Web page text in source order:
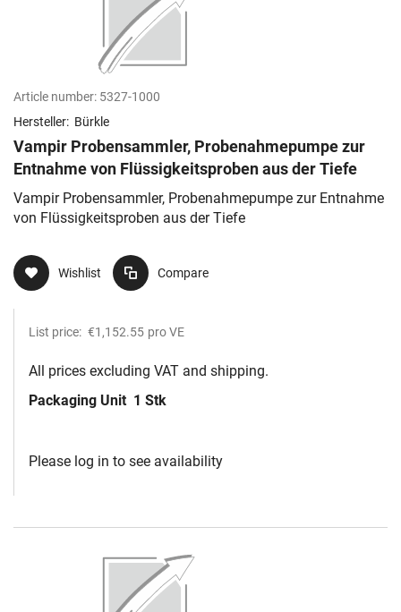
Article number: 5327-1000
Hersteller: Bürkle
Vampir Probensammler, Probenahmepumpe zur
Entnahme von Flüssigkeitsproben aus der Tiefe
Vampir Probensammler, Probenahmepumpe zur Entnahme
von Flüssigkeitsproben aus der Tiefe
Wishlist Compare
List price: €1,152.55 pro VE
All prices excluding VAT and shipping.
Packaging Unit 1 Stk
Please log in to see availability